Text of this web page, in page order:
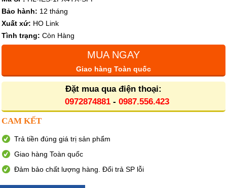
Bảo hành: 12 tháng
Xuất xứ: HO Link
Tình trạng: Còn Hàng
MUA NGAY
Giao hàng Toàn quốc
Đặt mua qua điện thoại:
0972874881- 0987.556.423
CAM KẾT
Trả tiền đúng giá trị sản phẩm
Giao hàng Toàn quốc
Đảm bảo chất lượng hàng. Đổi trả SP lỗi